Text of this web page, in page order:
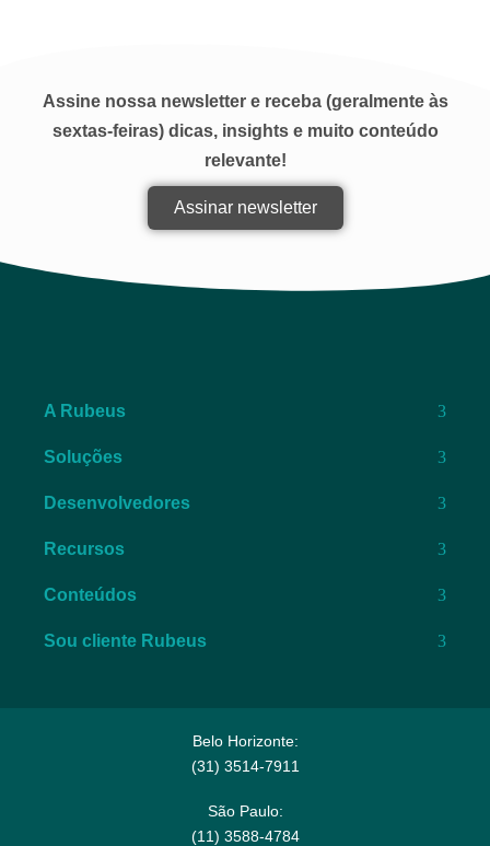
Assine nossa newsletter e receba (geralmente às
sextas-feiras) dicas, insights e muito conteúdo
relevante!
Assinar newsletter
A Rubeus
Soluções
Desenvolvedores
Recursos
Conteúdos
Sou cliente Rubeus
Belo Horizonte:
(31) 3514-7911​
São Paulo:
(11) 3588-4784​